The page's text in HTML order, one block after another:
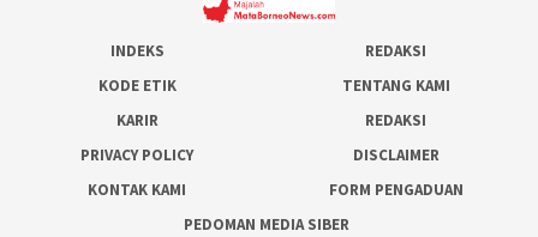
INDEKS
REDAKSI
KODE ETIK
TENTANG KAMI
KARIR
REDAKSI
PRIVACY POLICY
DISCLAIMER
KONTAK KAMI
FORM PENGADUAN
PEDOMAN MEDIA SIBER